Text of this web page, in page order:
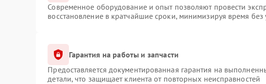
Современное оборудование и опыт позволяют провести
восстановление в кратчайшие сроки, минимизируя время без
Гарантия на работы и запчасти
Предоставляется документированная гарантия на
детали, что защищает клиента от повторных неисправностей